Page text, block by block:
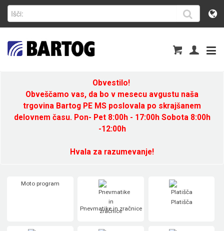
Obvestilo!
Obveščamo vas, da bo v mesecu avgustu naša
trgovina Bartog PE MS poslovala po skrajšanem
delovnem času. Pon- Pet 8:00h - 17:00h Sobota 8:00h
-12:00h
Hvala za razumevanje!
Moto program
Pnevmatike in zračnice
Platišča